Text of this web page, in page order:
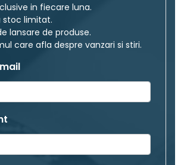
in fiecare luna.
limitat.
lansare de produse.
care afla despre vanzari si stiri.